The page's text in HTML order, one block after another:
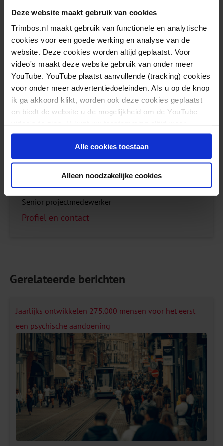
Deze website maakt gebruik van cookies
Trimbos.nl maakt gebruik van functionele en analytische
cookies voor een goede werking en analyse van de
website. Deze cookies worden altijd geplaatst. Voor
video's maakt deze website gebruik van onder meer
YouTube. YouTube plaatst aanvullende (tracking) cookies
voor onder meer advertentiedoeleinden. Als u op de knop
ik ga akkoord klikt, worden ook deze cookies geplaatst
en biedt de website u de mogelijkheid om de YouTube
intrekken.
Alle cookies toestaan
Alleen noodzakelijke cookies
Voor inhoudelijke vragen kunt u contact opnemen
metNeeltje Batelaan, medeauteur en psychiater.
Margreet ten Have
Senior projectmedewerker
Profiel en contact
Gerelateerde berichten
Jaarlijks ontwikkelen 275.000 mensen voor het eerst
een psychische aandoening